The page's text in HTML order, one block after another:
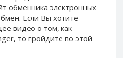
обменника электронных
Если Вы хотите
видео о том, как
то пройдите по этой
PayPal CAD
PayPal AUD
PayPal RUB